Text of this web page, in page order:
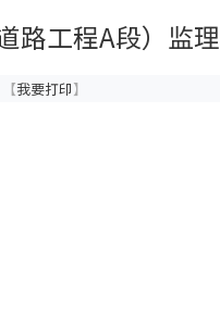
路工程A段）监理
【我要打印】